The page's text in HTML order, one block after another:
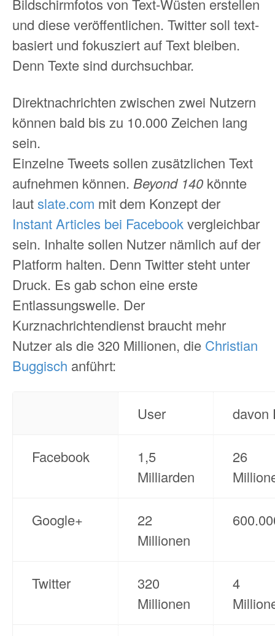
Bildschirmfotos von Text-Wüsten erstellen
und diese veröffentlichen. Twitter soll text-
basiert und fokusziert auf Text bleiben.
Denn Texte sind durchsuchbar.
Direktnachrichten zwischen zwei Nutzern
können bald bis zu 10.000 Zeichen lang
sein.
Einzelne Tweets sollen zusätzlichen Text
aufnehmen können. Beyond 140 könnte
lautslate.com mit dem Konzept der
Instant Articles bei Facebookvergleichbar
sein. Inhalte sollen Nutzer nämlich auf der
Platform halten. Denn Twitter steht unter
Druck. Es gab schon eine erste
Entlassungswelle. Der
Kurznachrichtendienst braucht mehr
Nutzer als die 320 Millionen, die Christian
Buggisch anführt:
User davon
Facebook
1,5
Milliarden
26
Google+
22
Millionen
Twitter
320
Millionen
4